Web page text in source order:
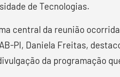
de Tecnologias.
central da reunião
PI, Daniela Freitas,
da programação